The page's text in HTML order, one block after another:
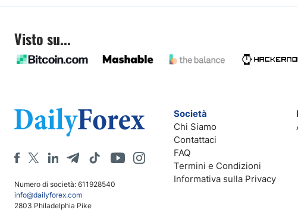
Visto su...
Numero di società: 611928540
info@dailyforex.com
2803 Philadelphia Pike
Società
Chi Siamo
Contattaci
FAQ
Termini e Condizioni
Informativa sulla Privacy